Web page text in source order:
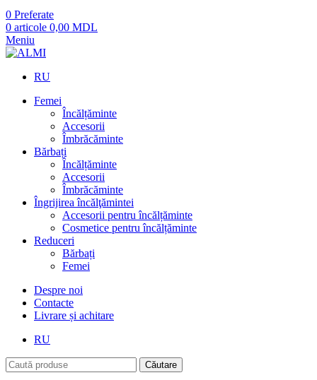
0 Preferate
0 articole 0,00 MDL
Meniu
RU
Femei
Încălțăminte
Accesorii
Îmbrăcăminte
Bărbați
Încălțăminte
Accesorii
Îmbrăcăminte
Îngrijirea încălţămintei
Accesorii pentru încălțăminte
Cosmetice pentru încălțăminte
Reduceri
Bărbați
Femei
Despre noi
Contacte
Livrare și achitare
RU
Căutare